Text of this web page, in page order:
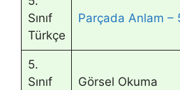
Sınıf
Türkçe
Parçada Anlam –
5.
Sınıf
Görsel Okuma